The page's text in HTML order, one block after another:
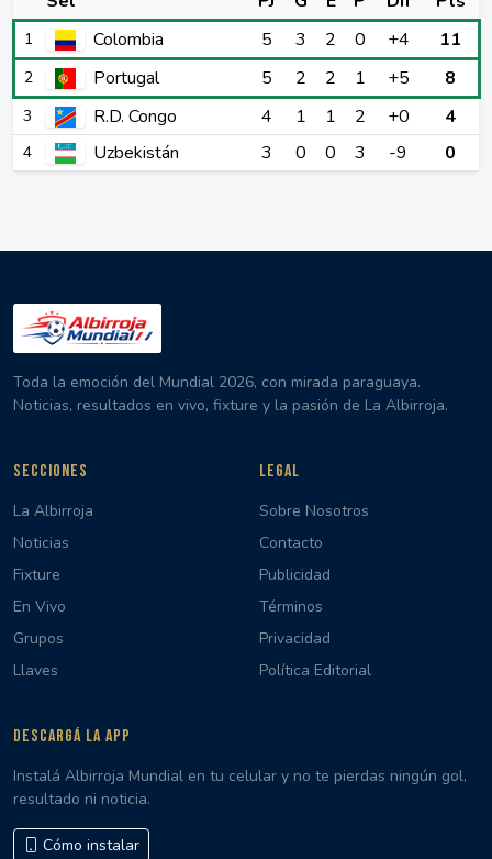
1 Colombia 5 3 2 0 +4 11
2 Portugal 5 2 2 1 +5 8
3 R.D. Congo 4 1 1 2 +0 4
4 Uzbekistán 3 0 0 3 -9 0
Toda la emoción del Mundial 2026, con mirada paraguaya.
Noticias, resultados en vivo, fixture y la pasión de La Albirroja.
SECCIONES
La Albirroja
Noticias
Fixture
En Vivo
Grupos
Llaves
LEGAL
Sobre Nosotros
Contacto
Publicidad
Términos
Privacidad
Política Editorial
DESCARGÁ LA APP
Instalá Albirroja Mundial en tu celular y no te pierdas ningún gol,
resultado ni noticia.
Cómo instalar